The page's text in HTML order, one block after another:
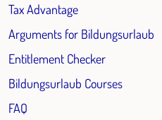
Tax Advantage
Arguments for Bildungsurlaub
Entitlement Checker
Bildungsurlaub Courses
FAQ